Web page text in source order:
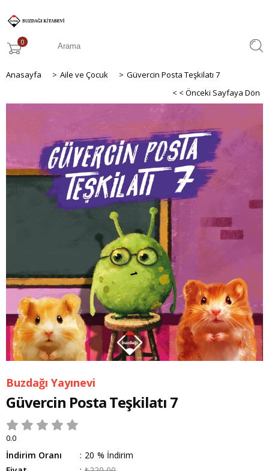
0
Anasayfa > Aile ve Çocuk > Güvercin Posta Teşkilatı 7
< < Önceki Sayfaya Dön
Buzdağı Yayınevi
Güvercin Posta Teşkilatı 7
0.0
İndirim Oranı : %
20
İndirim